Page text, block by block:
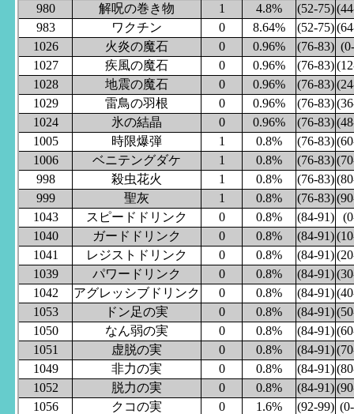
980
解呪の巻き物 1 4.8% (52-75)
983
ワクチン 0 8.64% (52-75)
1026
火炎の魔石 0 0.96% (76-83)
1027
疾風の魔石 0 0.96% (76-83)
1028
地震の魔石 0 0.96% (76-83)
1029
雷鳥の羽根 0 0.96% (76-83)
1024
氷の結晶 0 0.96% (76-83)
1005
時限爆弾 1 0.8% (76-83)
1006
ベニテングダケ 1 0.8% (76-83)
998
殺虫花火 1 0.8% (76-83)
999
聖灰 1 0.8% (76-83)
1043
スピードドリンク 0 0.8% (84-91)
1040
ガードドリンク 0 0.8% (84-91)
1041
レジストドリンク 0 0.8% (84-91)
1039
パワードリンク 0 0.8% (84-91)
1042
アグレッシブドリンク 0 0.8% (84-91)
1053
ドン足の実 0 0.8% (84-91)
1050
なん弱の実 0 0.8% (84-91)
1051
虚脱の実 0 0.8% (84-91)
1049
非力の実 0 0.8% (84-91)
1052
脱力の実 0 0.8% (84-91)
1056
クコの実 0 1.6% (92-99)